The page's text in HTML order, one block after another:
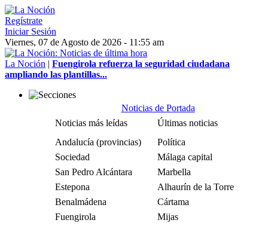
Regístrate
Iniciar Sesión
Viernes, 07 de Agosto de 2026 - 11:55 am
La Noción | Fuengirola refuerza la seguridad ciudadana
ampliando las plantillas...
Noticias de Portada
Noticias más leídas
Últimas noticias
Andalucía (provincias)
Política
Sociedad
Málaga capital
San Pedro Alcántara
Marbella
Estepona
Alhaurín de la Torre
Benalmádena
Cártama
Fuengirola
Mijas